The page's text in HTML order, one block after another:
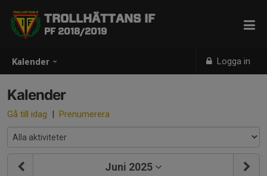
Kalender Logga in
TROLLHÄTTANS IF
PF 2018/2019
Kalender
Gå till idag | Prenumerera
Juni 2025